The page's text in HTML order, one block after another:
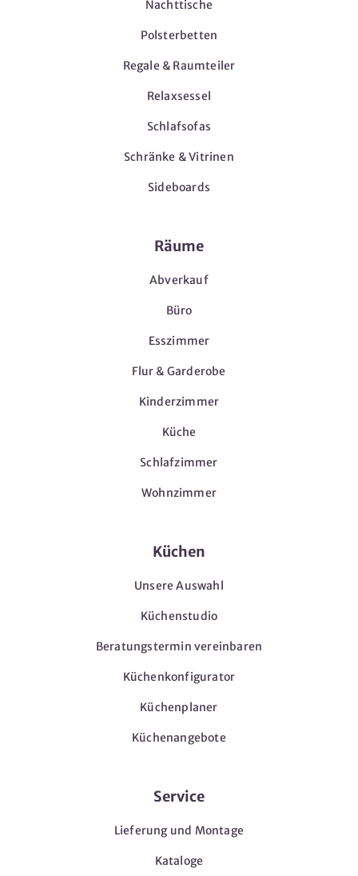
Nachttische
Polsterbetten
Regale & Raumteiler
Relaxsessel
Schlafsofas
Schränke & Vitrinen
Sideboards
Räume
Abverkauf
Büro
Esszimmer
Flur & Garderobe
Kinderzimmer
Küche
Schlafzimmer
Wohnzimmer
Küchen
Unsere Auswahl
Küchenstudio
Beratungstermin vereinbaren
Küchenkonfigurator
Küchenplaner
Küchenangebote
Service
Lieferung und Montage
Kataloge